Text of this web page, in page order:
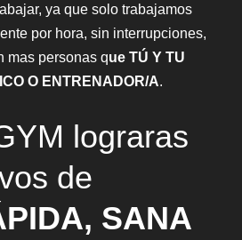
ya que solo trabajamos
por hora, sin interrupciones,
mas personas que TÚ Y TU
O ENTRENADOR/A.
lograras
de
SANA